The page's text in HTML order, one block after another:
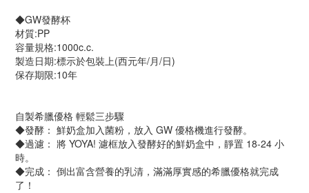
◆GW發酵杯
材質:PP
容量規格:1000c.c.
製造日期:標示於包裝上(西元年/月/日)
保存期限:10年
自製希臘優格 輕鬆三步驟
◆發酵： 鮮奶盒加入菌粉，放入 GW 優格機進行發酵。
◆過濾： 將 YOYA! 濾框放入發酵好的鮮奶盒中，靜置 18-24 小
時。
◆完成： 倒出富含營養的乳清，滿滿厚實感的希臘優格就完成
了！